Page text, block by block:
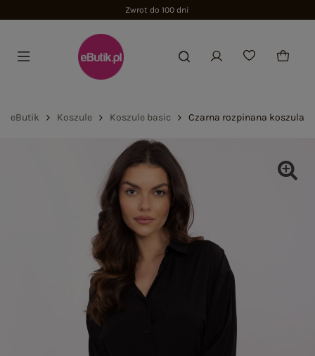
Zwrot do 100 dni
eButik Koszule Koszule basic Czarna rozpinana koszula